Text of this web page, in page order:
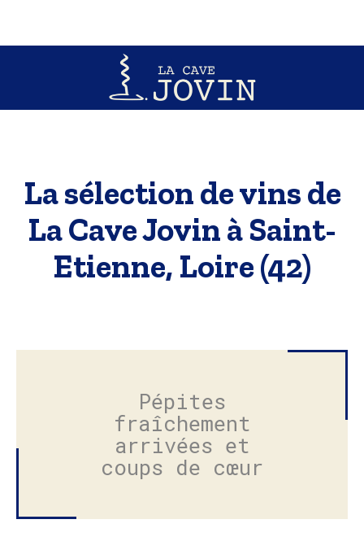
La sélection de vins de
La Cave Jovin à Saint-
Etienne, Loire (42)
Pépites
fraîchement
arrivées et
coups de cœur